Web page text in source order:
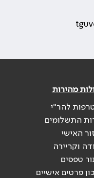
מהירות
להר"י
התשלומים
האישי
וקריירה
טפסים
פרטים אישיים